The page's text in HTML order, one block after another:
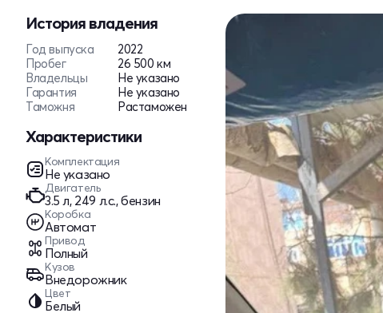
История владения
Год выпуска
2022
Пробег
26 500 км
Владельцы
Не указано
Гарантия
Не указано
Таможня
Растаможен
Характеристики
Комплектация
Не указано
Двигатель
3.5 л, 249 л.с., бензин
Коробка
Автомат
Привод
Полный
Кузов
Внедорожник
Цвет
Белый